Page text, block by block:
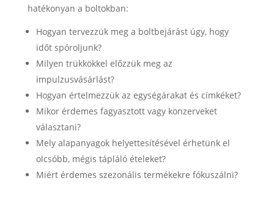
hatékonyan a boltokban:
Hogyan tervezzük meg a boltbejárást úgy, hogy
időt spóroljunk?
Milyen trükkökkel előzzük meg az
impulzusvásárlást?
Hogyan értelmezzük az egységárakat és címkéket?
Mikor érdemes fagyasztott vagy konzerveket
választani?
Mely alapanyagok helyettesítésével érhetünk el
olcsóbb, mégis tápláló ételeket?
Miért érdemes szezonális termékekre fókuszálni?